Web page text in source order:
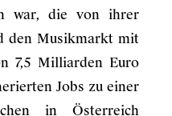
war, die von ihrer
den Musikmarkt mit
7,5 Milliarden Euro
Jobs zu einer
in Österreich